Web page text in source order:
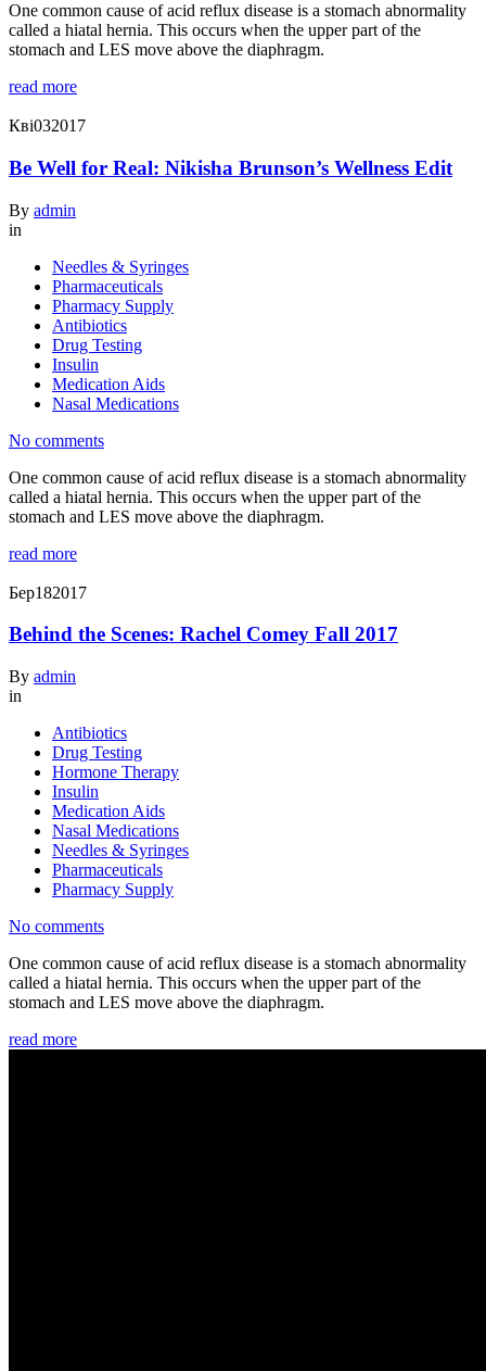
One common cause of acid reflux disease is a stomach abnormality
called a hiatal hernia. This occurs when the upper part of the
stomach and LES move above the diaphragm.
read more
Кві032017
Be Well for Real: Nikisha Brunson’s Wellness Edit
By admin
in
Needles & Syringes
Pharmaceuticals
Pharmacy Supply
Antibiotics
Drug Testing
Insulin
Medication Aids
Nasal Medications
No comments
One common cause of acid reflux disease is a stomach abnormality
called a hiatal hernia. This occurs when the upper part of the
stomach and LES move above the diaphragm.
read more
Бер182017
Behind the Scenes: Rachel Comey Fall 2017
By admin
in
Antibiotics
Drug Testing
Hormone Therapy
Insulin
Medication Aids
Nasal Medications
Needles & Syringes
Pharmaceuticals
Pharmacy Supply
No comments
One common cause of acid reflux disease is a stomach abnormality
called a hiatal hernia. This occurs when the upper part of the
stomach and LES move above the diaphragm.
read more